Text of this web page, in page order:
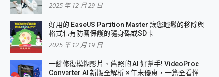
2025 年 12 月 29 日
好用的 EaseUS Partition Master 讓您輕鬆的移除與
格式化有防寫保護的隨身碟或SD卡
2025 年 12 月 19 日
一鍵修復模糊影片、舊照的 AI 好幫手! VideoProc
Converter AI 新版全解析 × 年末優惠，一篇全看懂